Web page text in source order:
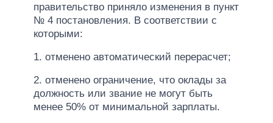
правительство приняло изменения в пункт
№ 4 постановления. В соответствии с
которыми:
1. отменено автоматический перерасчет;
2. отменено ограничение, что оклады за
должность или звание не могут быть
менее 50% от минимальной зарплаты.